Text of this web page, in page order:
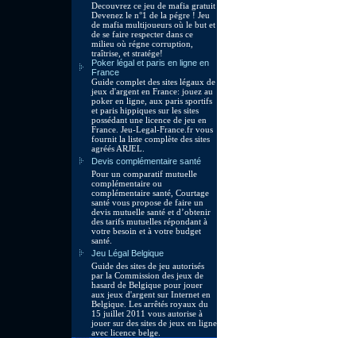
Decouvrez ce jeu de mafia gratuit
Devenez le n°1 de la pégre ! Jeu
de mafia multijoueurs où le but et
de se faire respecter dans ce
milieu où régne corruption,
traîtrise, et stratége!
Poker légal et paris en ligne en
France
Guide complet des sites légaux de
jeux d'argent en France: jouez au
poker en ligne, aux paris sportifs
et paris hippiques sur les sites
possédant une licence de jeu en
France. Jeu-Legal-France.fr vous
fournit la liste complète des sites
agréés ARJEL.
Devis complémentaire santé
Pour un comparatif mutuelle
complémentaire ou
complémentaire santé, Courtage
santé vous propose de faire un
devis mutuelle santé et d’obtenir
des tarifs mutuelles répondant à
votre besoin et à votre budget
santé.
Jeu Légal Belgique
Guide des sites de jeu autorisés
par la Commission des jeux de
hasard de Belgique pour jouer
aux jeux d'argent sur Internet en
Belgique. Les arrêtés royaux du
15 juillet 2011 vous autorise à
jouer sur des sites de jeux en ligne
avec licence belge.